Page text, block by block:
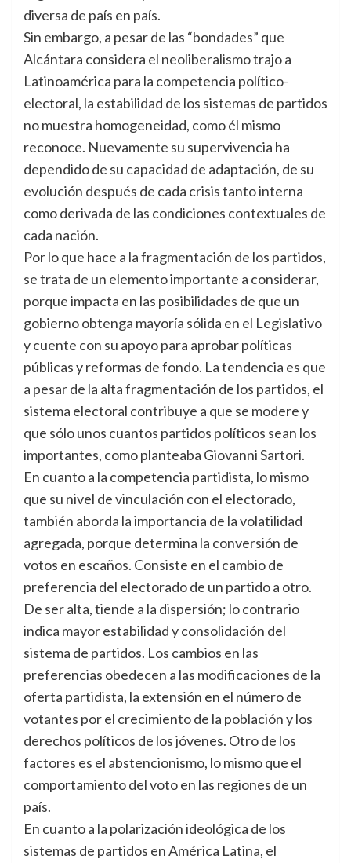
diversa de país en país.
Sin embargo, a pesar de las “bondades” que
Alcántara considera el neoliberalismo trajo a
Latinoamérica para la competencia político-
electoral, la estabilidad de los sistemas de partidos
no muestra homogeneidad, como él mismo
reconoce. Nuevamente su supervivencia ha
dependido de su capacidad de adaptación, de su
evolución después de cada crisis tanto interna
como derivada de las condiciones contextuales de
cada nación.
Por lo que hace a la fragmentación de los partidos,
se trata de un elemento importante a considerar,
porque impacta en las posibilidades de que un
gobierno obtenga mayoría sólida en el Legislativo
y cuente con su apoyo para aprobar políticas
públicas y reformas de fondo. La tendencia es que
a pesar de la alta fragmentación de los partidos, el
sistema electoral contribuye a que se modere y
que sólo unos cuantos partidos políticos sean los
importantes, como planteaba Giovanni Sartori.
En cuanto a la competencia partidista, lo mismo
que su nivel de vinculación con el electorado,
también aborda la importancia de la volatilidad
agregada, porque determina la conversión de
votos en escaños. Consiste en el cambio de
preferencia del electorado de un partido a otro.
De ser alta, tiende a la dispersión; lo contrario
indica mayor estabilidad y consolidación del
sistema de partidos. Los cambios en las
preferencias obedecen a las modificaciones de la
oferta partidista, la extensión en el número de
votantes por el crecimiento de la población y los
derechos políticos de los jóvenes. Otro de los
factores es el abstencionismo, lo mismo que el
comportamiento del voto en las regiones de un
país.
En cuanto a la polarización ideológica de los
sistemas de partidos en América Latina, el